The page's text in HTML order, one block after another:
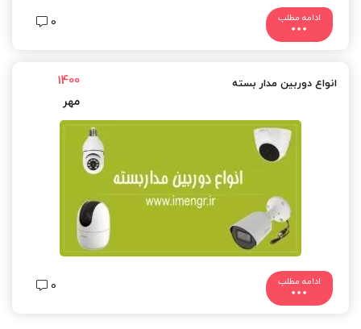
ادامه مطلب 0
انواع دوربین مدار بسته 1400
مهر
ادامه مطلب 0